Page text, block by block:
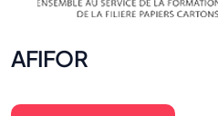
AFIFOR